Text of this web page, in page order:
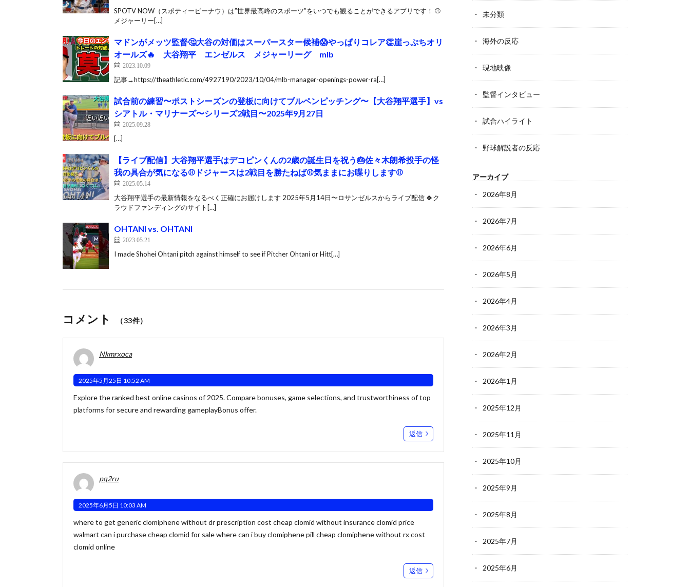
SPOTV NOW（スポティービーナウ）は”世界最高峰のスポーツ”をいつでも観ることができるアプリです！ ⚾️
メジャーリー[…]
マドンがメッツ監督🤔大谷の対価はスーパースター候補😱やっぱりコレア👏崖っぷちオリ
オールズ🔥 大谷翔平 エンゼルス メジャーリーグ mlb
2023.10.09
記事→https://theathletic.com/4927190/2023/10/04/mlb-manager-openings-power-ra[…]
試合前の練習〜ポストシーズンの登板に向けてブルペンピッチング〜【大谷翔平選手】vs
シアトル・マリナーズ〜シリーズ2戦目〜2025年9月27日
2025.09.28
[…]
【ライブ配信】大谷翔平選手はデコピンくんの2歳の誕生日を祝う🎂佐々木朗希投手の怪
我の具合が気になる⚾️ドジャースは2戦目を勝たねば⚾️気ままにお喋りします⚾️
2025.05.14
大谷翔平選手の最新情報をなるべく正確にお届けします 2025年5月14日〜ロサンゼルスからライブ配信 🍀ク
ラウドファンディングのサイト[…]
OHTANI vs. OHTANI
2023.05.21
I made Shohei Ohtani pitch against himself to see if Pitcher Ohtani or Hitt[…]
コメント （33件）
Nkmrxoca
2025年5月25日 10:52 AM
Explore the ranked best online casinos of 2025. Compare bonuses, game selections, and trustworthiness of top
platforms for secure and rewarding gameplayBonus offer.
返信
pq2ru
2025年6月5日 10:03 AM
where to get generic clomiphene without dr prescription cost cheap clomid without insurance clomid price
walmart can i purchase cheap clomid for salewhere can i buy clomiphene pill cheap clomiphene without rx cost
clomid online
返信
未分類
海外の反応
現地映像
監督インタビュー
試合ハイライト
野球解説者の反応
アーカイブ
2026年8月
2026年7月
2026年6月
2026年5月
2026年4月
2026年3月
2026年2月
2026年1月
2025年12月
2025年11月
2025年10月
2025年9月
2025年8月
2025年7月
2025年6月